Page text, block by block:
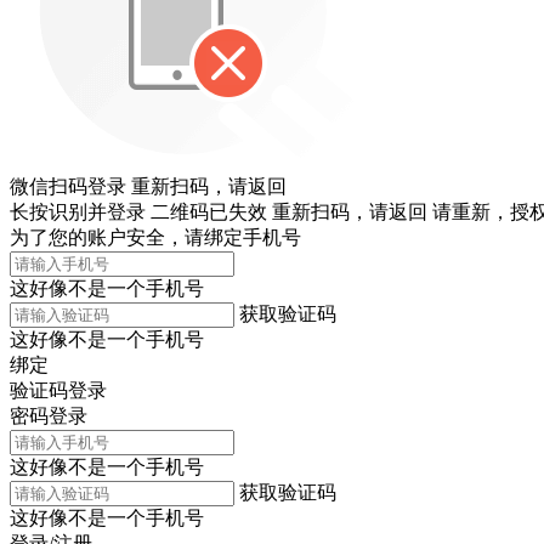
微信扫码登录 重新扫码， 请返回
长按识别并登录 二维码已失效 重新扫码， 请返回 请重新， 授
为了您的账户安全，请绑定手机号
这好像不是一个手机号
获取验证码
这好像不是一个手机号
绑定
验证码登录
密码登录
这好像不是一个手机号
获取验证码
这好像不是一个手机号